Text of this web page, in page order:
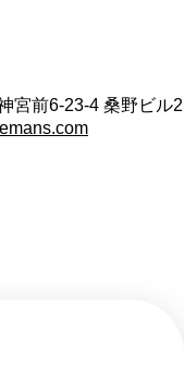
宮前6-23-4 桑野ビル2